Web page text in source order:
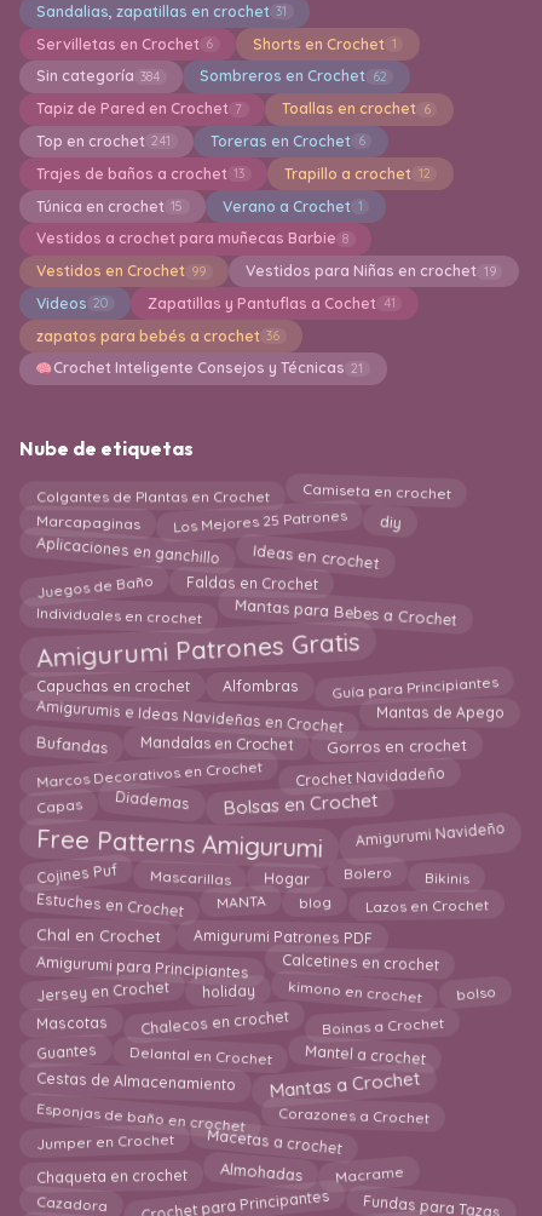
Sandalias, zapatillas en crochet 31
Servilletas en Crochet 6 Shorts en Crochet 1
Sin categoría 384 Sombreros en Crochet 62
Tapiz de Pared en Crochet 7 Toallas en crochet 6
Top en crochet 241 Toreras en Crochet 6
Trajes de baños a crochet 13 Trapillo a crochet 12
Túnica en crochet 15 Verano a Crochet 1
Vestidos a crochet para muñecas Barbie 8
Vestidos en Crochet 99 Vestidos para Niñas en crochet 19
Videos 20 Zapatillas y Pantuflas a Cochet 41
zapatos para bebés a crochet 36
Crochet Inteligente Consejos y Técnicas 21
Nube de etiquetas
Colgantes de Plantas en Crochet Camiseta en crochet
Marcapaginas Los Mejores 25 Patrones diy
Aplicaciones en ganchillo Ideas en crochet
Juegos de Baño Faldas en Crochet
Individuales en crochet Mantas para Bebes a Crochet
Amigurumi Patrones Gratis
Capuchas en crochet Alfombras Guía para Principiantes
Amigurumis e Ideas Navideñas en Crochet Mantas de Apego
Bufandas Mandalas en Crochet Gorros en crochet
Marcos Decorativos en Crochet Crochet Navidadeño
Capas Diademas Bolsas en Crochet
Free Patterns Amigurumi Amigurumi Navideño
Cojines Puf Mascarillas Hogar Bolero Bikinis
Estuches en Crochet MANTA blog Lazos en Crochet
Chal en Crochet Amigurumi Patrones PDF
Amigurumi para Principiantes Calcetines en crochet
Jersey en Crochet holiday kimono en crochet bolso
Mascotas Chalecos en crochet Boinas a Crochet
Guantes Delantal en Crochet Mantel a crochet
Cestas de Almacenamiento Mantas a Crochet
Esponjas de baño en crochet Corazones a Crochet
Jumper en Crochet Macetas a crochet
Chaqueta en crochet Almohadas Macrame
Cazadora Crochet para Principantes Fundas para Tazas